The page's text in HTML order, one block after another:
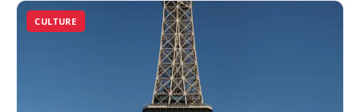
SCIENCES & TECH
CULTURE